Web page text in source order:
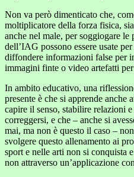
Non va però dimenticato che,
moltiplicatore della forza fisica,
anche nel male, per soggiogare le
dell’IAG possono essere usate
diffondere informazioni false per
immagini finte o video artefatti
In ambito educativo, una
presente è che si apprende anche
capire il senso, stabilire relazioni
correggersi, e che – anche si
mai, ma non è questo il caso –
svolgere questo allenamento ai
sport e nelle arti non si conquista
non attraverso un’applicazione